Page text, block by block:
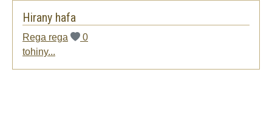
Hirany hafa
Rega rega
0
tohiny...